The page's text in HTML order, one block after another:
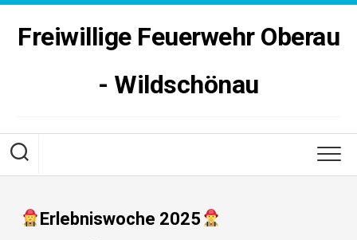
Skip
contentFreiwillige Feuerwehr Oberau
- Wildschönau
Erlebniswoche 2025